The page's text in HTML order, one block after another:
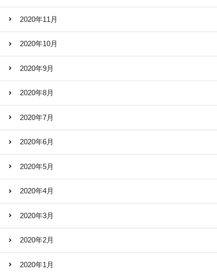
2020年11月
2020年10月
2020年9月
2020年8月
2020年7月
2020年6月
2020年5月
2020年4月
2020年3月
2020年2月
2020年1月